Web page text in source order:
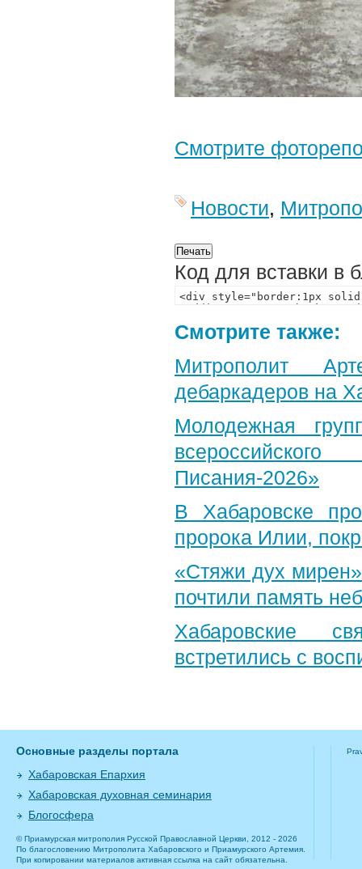
Смотрите
Новости,
Код для вставки в
Смотрите также:
Митрополит
дебаркадеров на
Молодежная
Писания-2026»
В Хабаровске
пророка Илии,
«Стяжи дух
почтили память
Хабаровские
встретились с
Основные разделы портала
Хабаровская Епархия
Хабаровская духовная семинария
Блогосфера
© Приамурская митрополия Русской Православной Церкви, 2012 - 2026
По благословению Митрополита Хабаровского и Приамурского Артемия.
При копировании материалов активная ссылка на сайт обязательна.